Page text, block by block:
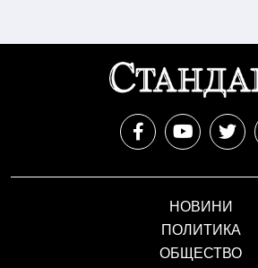
НОВИНИ
ПОЛИТИКА
ОБЩЕСТВО